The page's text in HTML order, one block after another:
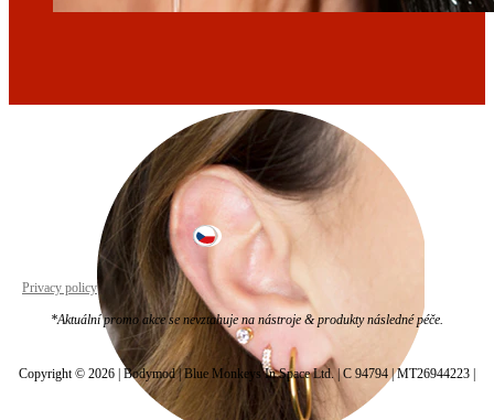
Czechia
Privacy policy Cookie settings
*Aktuální promo akce se nevztahuje na nástroje & produkty následné péče.
Copyright © 2026 | Bodymod | Blue Monkeys In Space Ltd. | C 94794 | MT26944223 |